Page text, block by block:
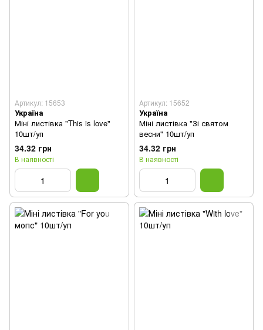
Артикул: 15653
Україна
Міні листівка "This is love"
10шт/уп
34.32 грн
В наявності
Артикул: 15652
Україна
Міні листівка "Зі святом
весни" 10шт/уп
34.32 грн
В наявності